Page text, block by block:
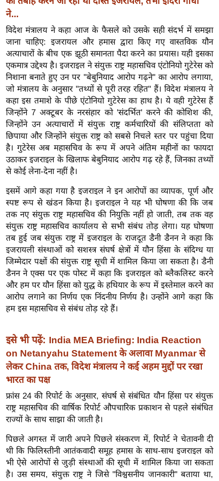
ख्सि
य
त
यं
ग
इं
डि
या
सा
हि
त्य
ज
ग
त
ऑ
टो
व
र्ल्ड
न्यू
ज
ब्री
फ
म
नो
ज
ज
ग
त
बॉ
ली
ड
हॉ
ली
ने...
विदेश मंत्रालय ने कहा आज के फैसले को उसके सही संदर्भ में समझा
जाना चाहिए: इजरायल और हमास द्वारा किए गए वास्तविक यौन
अत्याचारों के बीच एक झूठी समानता पैदा करने का प्रयास। यही इसका
एकमात्र उद्देश्य है। इजराइल ने संयुक्त राष्ट्र महासचिव एंटोनियो गुटेरेस को
निशाना बनाते हुए उन पर "बेबुनियाद आरोप गढ़ने" का आरोप लगाया,
जो मंत्रालय के अनुसार "तथ्यों से पूरी तरह रहित" हैं। विदेश मंत्रालय ने
कहा इस तमाशे के पीछे एंटोनियो गुटेरेस का हाथ है। ये वही गुटेरेस हैं
जिन्होंने 7 अक्टूबर के नरसंहार को 'संदर्भित' करने की कोशिश की,
जिन्होंने उन अत्याचारों में संयुक्त राष्ट्र कर्मचारियों की संलिप्तता को
छिपाया और जिन्होंने संयुक्त राष्ट्र को सबसे निचले स्तर पर पहुंचा दिया
है। गुटेरेस अब महासचिव के रूप में अपने अंतिम महीनों का फायदा
उठाकर इजराइल के खिलाफ बेबुनियाद आरोप गढ़ रहे हैं, जिनका तथ्यों
से कोई लेना-देना नहीं है।
इसमें आगे कहा गया है इजराइल ने इन आरोपों का व्यापक, पूर्ण और
स्पष्ट रूप से खंडन किया है। इजराइल ने यह भी घोषणा की कि जब
तक नए संयुक्त राष्ट्र महासचिव की नियुक्ति नहीं हो जाती, तब तक वह
संयुक्त राष्ट्र महासचिव कार्यालय से सभी संबंध तोड़ लेगा। यह घोषणा
तब हुई जब संयुक्त राष्ट्र में इजराइल के राजदूत डैनी डैनन ने कहा कि
इजरायली संस्थाओं को सशस्त्र संघर्ष क्षेत्रों में यौन हिंसा के संदिग्ध या
जिम्मेदार पक्षों की संयुक्त राष्ट्र सूची में शामिल किया जा सकता है। डैनी
डैनन ने एक्स पर एक पोस्ट में कहा कि इजराइल को ब्लैकलिस्ट करने
और हम पर यौन हिंसा को युद्ध के हथियार के रूप में इस्तेमाल करने का
आरोप लगाने का निर्णय एक निंदनीय निर्णय है। उन्होंने आगे कहा कि
हम इस महासचिव से संबंध तोड़ रहे हैं।
इसे भी पढ़ें: India MEA Briefing: India Reaction
on Netanyahu Statement के अलावा Myanmar से
लेकर China तक, विदेश मंत्रालय ने कई अहम मुद्दों पर रखा
भारत का पक्ष
फ्रांस 24 की रिपोर्ट के अनुसार, संघर्ष से संबंधित यौन हिंसा पर संयुक्त
राष्ट्र महासचिव की वार्षिक रिपोर्ट औपचारिक प्रकाशन से पहले संबंधित
राज्यों के साथ साझा की जाती है।
पिछले अगस्त में जारी अपने पिछले संस्करण में, रिपोर्ट ने चेतावनी दी
थी कि फिलिस्तीनी आतंकवादी समूह हमास के साथ-साथ इजराइल को
भी ऐसे आरोपों से जुड़ी संस्थाओं की सूची में शामिल किया जा सकता
है। उस समय, संयुक्त राष्ट्र ने जिसे "विश्वसनीय जानकारी" बताया था,